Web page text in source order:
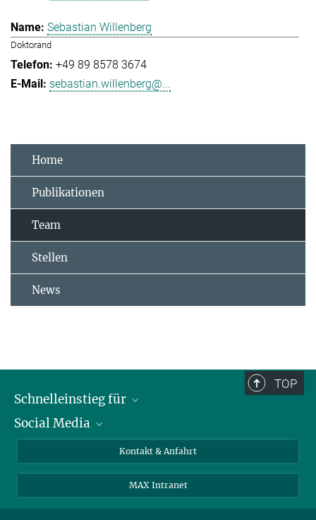
Sebastian Willenberg
Doktorand
+49 89 8578 3674
sebastian.willenberg@...
Home
Publikationen
Team
Stellen
News
TOP
Schnelleinstieg für
Journalist*innen
Bewerbende
Social Media
Instagram
LinkedIn
Kontakt & Anfahrt
MAX Intranet